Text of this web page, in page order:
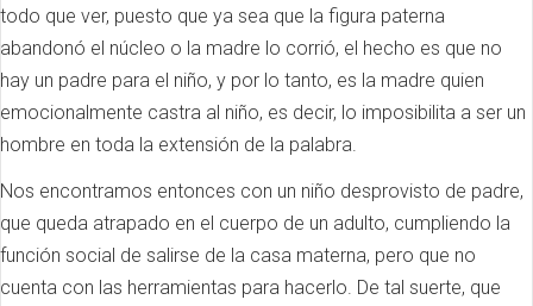
todo que ver, puesto que ya sea que la figura paterna
abandonó el núcleo o la madre lo corrió, el hecho es que no
hay un padre para el niño, y por lo tanto, es la madre quien
emocionalmente castra al niño, es decir, lo imposibilita a ser un
hombre en toda la extensión de la palabra.
Nos encontramos entonces con un niño desprovisto de padre,
que queda atrapado en el cuerpo de un adulto, cumpliendo la
función social de salirse de la casa materna, pero que no
cuenta con las herramientas para hacerlo. De tal suerte, que